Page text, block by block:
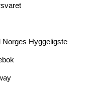
Norges Hyggeligste